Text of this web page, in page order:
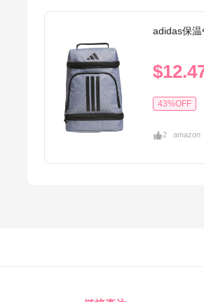
adidas保温
43%OFF
2 amazon